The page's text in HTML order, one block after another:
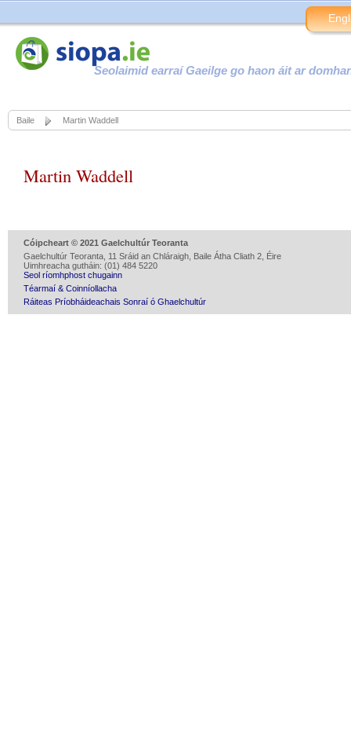
Seolaimid earraí Gaeilge go haon áit ar
Baile Martin Waddell
Martin Waddell
Cóipcheart © 2021 Gaelchultúr Teoranta
Gaelchultúr Teoranta, 11 Sráid an Chláraigh, Baile Átha Cliath 2, Éire
Uimhreacha gutháin: (01) 484 5220
Seol ríomhphost chugainn
Téarmaí & Coinníollacha
Ráiteas Príobháideachais Sonraí ó Ghaelchultúr